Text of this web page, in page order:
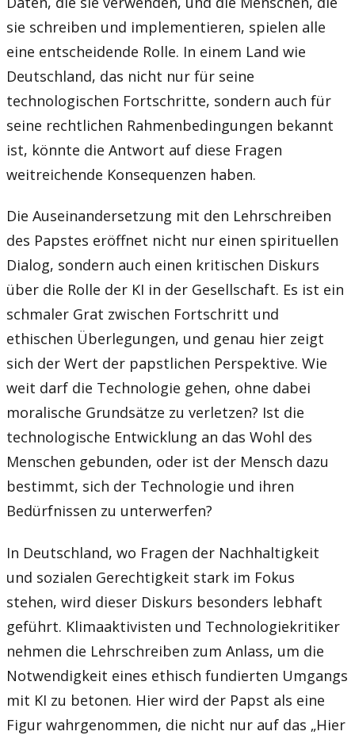
sie schreiben und implementieren, spielen alle
eine entscheidende Rolle. In einem Land wie
Deutschland, das nicht nur für seine
technologischen Fortschritte, sondern auch für
seine rechtlichen Rahmenbedingungen bekannt
ist, könnte die Antwort auf diese Fragen
weitreichende Konsequenzen haben.
Die Auseinandersetzung mit den Lehrschreiben
des Papstes eröffnet nicht nur einen spirituellen
Dialog, sondern auch einen kritischen Diskurs
über die Rolle der KI in der Gesellschaft. Es ist ein
schmaler Grat zwischen Fortschritt und
ethischen Überlegungen, und genau hier zeigt
sich der Wert der papstlichen Perspektive. Wie
weit darf die Technologie gehen, ohne dabei
moralische Grundsätze zu verletzen? Ist die
technologische Entwicklung an das Wohl des
Menschen gebunden, oder ist der Mensch dazu
bestimmt, sich der Technologie und ihren
Bedürfnissen zu unterwerfen?
In Deutschland, wo Fragen der Nachhaltigkeit
und sozialen Gerechtigkeit stark im Fokus
stehen, wird dieser Diskurs besonders lebhaft
geführt. Klimaaktivisten und Technologiekritiker
nehmen die Lehrschreiben zum Anlass, um die
Notwendigkeit eines ethisch fundierten Umgangs
mit KI zu betonen. Hier wird der Papst als eine
Figur wahrgenommen, die nicht nur auf das „Hier